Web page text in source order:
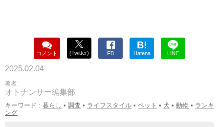
コメント (Twitter) FB
B!
Hatena LINE
2025.02.04
著者 :
オトナンサー編集部
キーワード : 暮らし • 調査 • ライフスタイル • ペット • 犬 • 動物 • ランキ
ング